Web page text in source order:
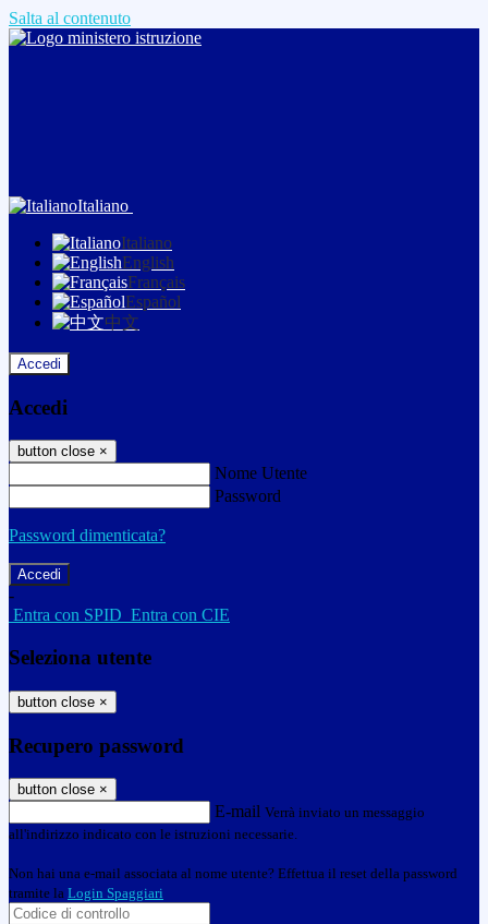
Salta al contenuto
Italiano
Italiano
English
Français
Español
中文
Accedi
Accedi
button close ×
Nome Utente
Password
Password dimenticata?
-
Entra con SPID Entra con CIE
Seleziona utente
button close ×
Recupero password
button close ×
E-mail Verrà inviato un messaggio
all'indirizzo indicato con le istruzioni necessarie.
Non hai una e-mail associata al nome utente? Effettua il reset della password
tramite la Login Spaggiari